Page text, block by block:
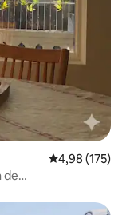
4,98 de uma
4,98 (175)
de
University)